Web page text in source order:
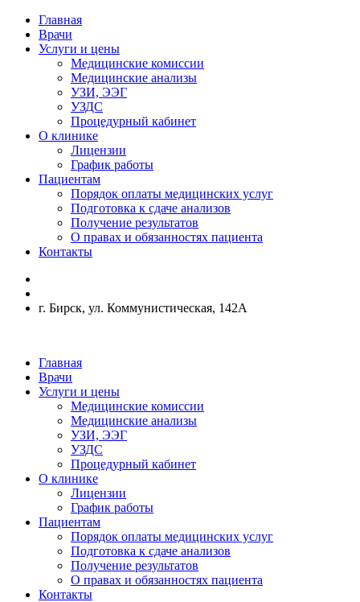
Главная
Врачи
Услуги и цены
Медицинские комиссии
Медицинские анализы
УЗИ, ЭЭГ
УЗДС
Процедурный кабинет
О клинике
Лицензии
График работы
Пациентам
Порядок оплаты медицинских услуг
Подготовка к сдаче анализов
Получение результатов
О правах и обязанностях пациента
Контакты
г. Бирск, ул. Коммунистическая, 142А
Главная
Врачи
Услуги и цены
Медицинские комиссии
Медицинские анализы
УЗИ, ЭЭГ
УЗДС
Процедурный кабинет
О клинике
Лицензии
График работы
Пациентам
Порядок оплаты медицинских услуг
Подготовка к сдаче анализов
Получение результатов
О правах и обязанностях пациента
Контакты